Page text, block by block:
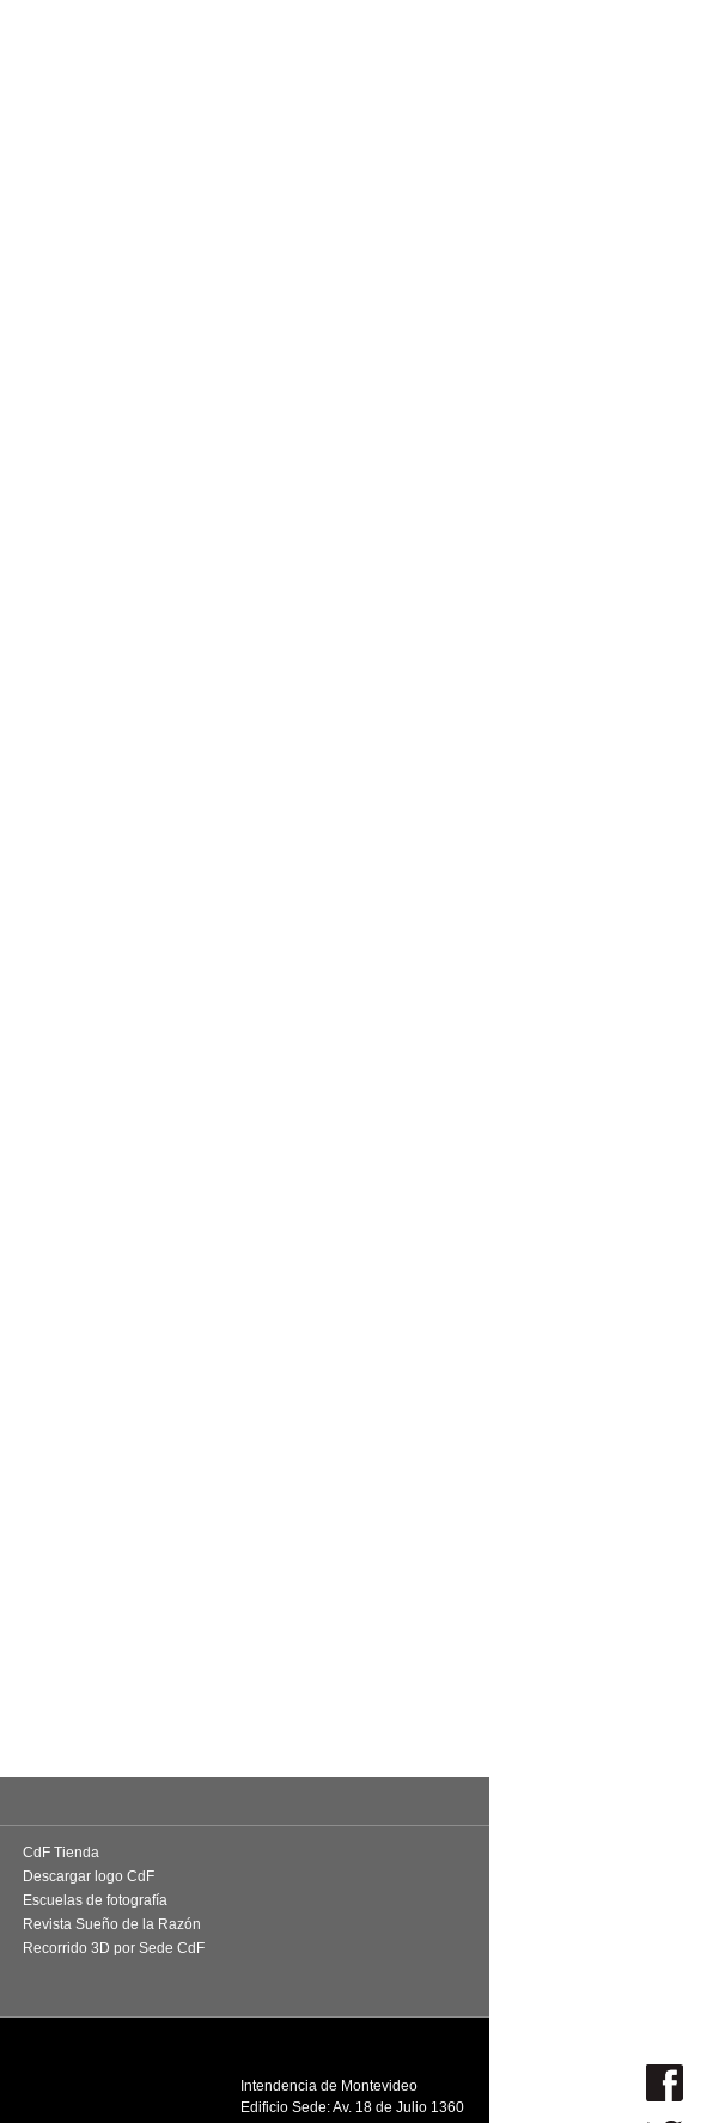
CdF Tienda
Descargar logo CdF
Escuelas de fotografía
Revista Sueño de la Razón
Recorrido 3D por Sede CdF
Intendencia de Montevideo
Edificio Sede: Av. 18 de Julio 1360